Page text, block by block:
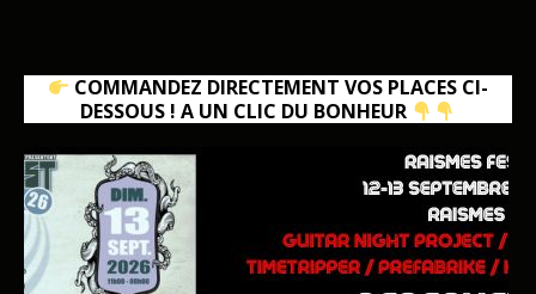
COMMANDEZ DIRECTEMENT VOS PLACES CI-
DESSOUS ! A UN CLIC DU BONHEUR